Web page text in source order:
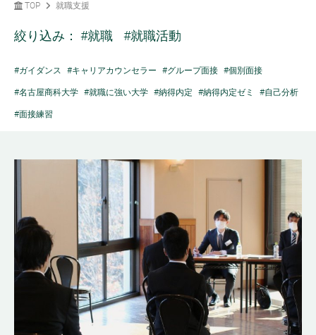
TOP 就職支援
絞り込み： #就職 #就職活動
#ガイダンス #キャリアカウンセラー #グループ面接 #個別面接
#名古屋商科大学 #就職に強い大学 #納得内定 #納得内定ゼミ #自己分析
#面接練習